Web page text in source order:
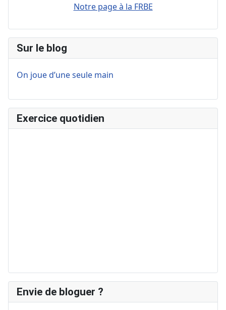
Notre page à la FRBE
Sur le blog
On joue d’une seule main
Exercice quotidien
Envie de bloguer ?